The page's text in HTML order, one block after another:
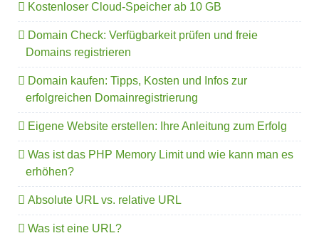
Kostenloser Cloud-Speicher ab 10 GB
Domain Check: Verfügbarkeit prüfen und freie
Domains registrieren
Domain kaufen: Tipps, Kosten und Infos zur
erfolgreichen Domainregistrierung
Eigene Website erstellen: Ihre Anleitung zum Erfolg
Was ist das PHP Memory Limit und wie kann man es
erhöhen?
Absolute URL vs. relative URL
Was ist eine URL?